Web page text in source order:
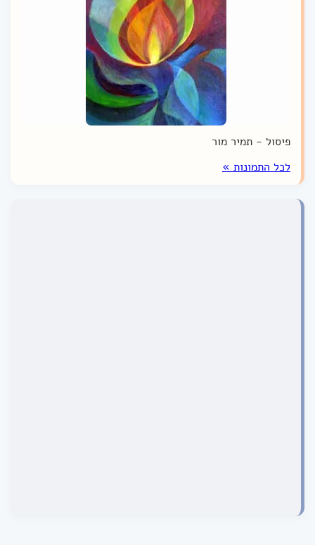
פיסול - תמיר מור
לכל התמונות »